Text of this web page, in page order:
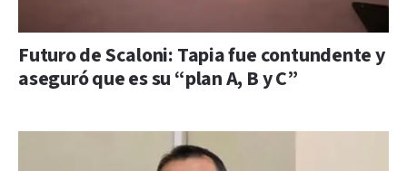
Futuro de Scaloni: Tapia fue contundente y
aseguró que es su “plan A, B y C”